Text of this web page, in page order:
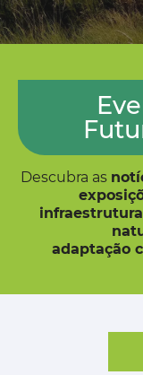
Descubra as
adaptação